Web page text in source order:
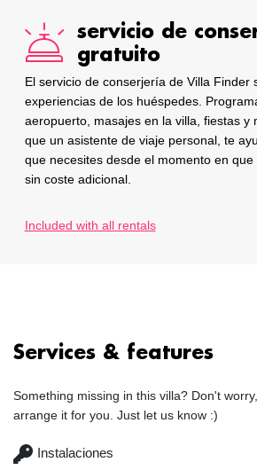
servicio de
gratuito
El servicio de conserjería de Villa Finder
experiencias de los huéspedes.
aeropuerto, masajes en la villa, fiestas y
que un asistente de viaje personal, te
que necesites desde el momento en que
sin coste adicional.
Included with all rentals
Services & features
Something missing in this villa? Don't
arrange it for you. Just let us know :)
Instalaciones